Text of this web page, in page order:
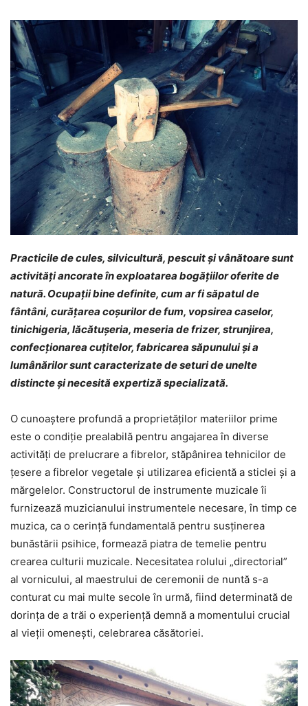
Practicile de cules, silvicultură, pescuit și vânătoare sunt
activități ancorate în exploatarea bogățiilor oferite de
natură. Ocupații bine definite, cum ar fi săpatul de
fântâni, curățarea coșurilor de fum, vopsirea caselor,
tinichigeria, lăcătușeria, meseria de frizer, strunjirea,
confecționarea cuțitelor, fabricarea săpunului și a
lumânărilor sunt caracterizate de seturi de unelte
distincte și necesită expertiză specializată.
O cunoaștere profundă a proprietăților materiilor prime
este o condiție prealabilă pentru angajarea în diverse
activități de prelucrare a fibrelor, stăpânirea tehnicilor de
țesere a fibrelor vegetale și utilizarea eficientă a sticlei și a
mărgelelor. Constructorul de instrumente muzicale îi
furnizează muzicianului instrumentele necesare, în timp ce
muzica, ca o cerință fundamentală pentru susținerea
bunăstării psihice, formează piatra de temelie pentru
crearea culturii muzicale. Necesitatea rolului „directorial”
al vornicului, al maestrului de ceremonii de nuntă s-a
conturat cu mai multe secole în urmă, fiind determinată de
dorința de a trăi o experiență demnă a momentului crucial
al vieții omenești, celebrarea căsătoriei.